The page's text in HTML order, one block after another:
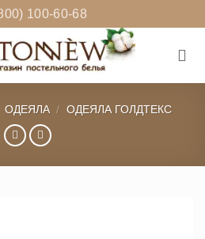
100-60-68
ОДЕЯЛА / ОДЕЯЛА ГОЛДТЕКС